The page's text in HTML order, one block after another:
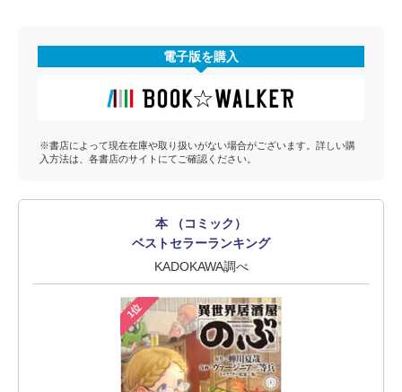
電子版を購入
※書店によって現在在庫や取り扱いがない場合がございます。詳しい購
入方法は、各書店のサイトにてご確認ください。
本 （コミック）
ベストセラーランキング
KADOKAWA調べ
1位